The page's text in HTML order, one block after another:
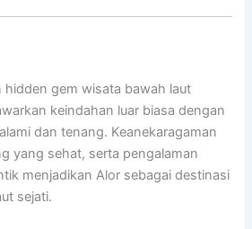
hidden gem wisata bawah laut
keindahan luar biasa dengan
dan tenang. Keanekaragaman
yang sehat, serta pengalaman
menjadikan Alor sebagai destinasi
sejati.